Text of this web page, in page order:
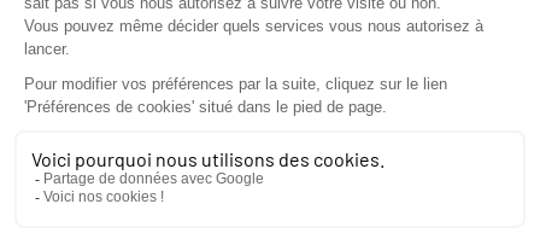
DES AVIS QUI TÉMOIGNENT DE
NOTRE ENGAGEMENT
Rien n’est plus parlant que l’expérience de nos clients.
Leurs témoignages mettent en avant notre disponibilité, la